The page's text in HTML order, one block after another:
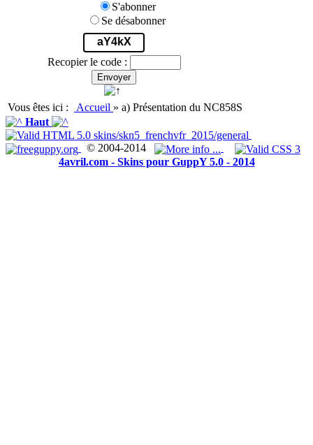
S'abonner
Se désabonner
aY4kX
Recopier le code :
Envoyer
Vous êtes ici : Accueil » a) Présentation du NC858S
Haut
© 2004-2014
4avril.com - Skins pour GuppY 5.0 - 2014